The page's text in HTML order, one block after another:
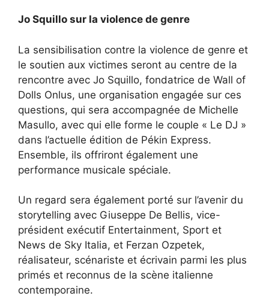
Jo Squillo sur la violence de genre
La sensibilisation contre la violence de genre et
le soutien aux victimes seront au centre de la
rencontre avec Jo Squillo, fondatrice de Wall of
Dolls Onlus, une organisation engagée sur ces
questions, qui sera accompagnée de Michelle
Masullo, avec qui elle forme le couple « Le DJ »
dans l’actuelle édition de Pékin Express.
Ensemble, ils offriront également une
performance musicale spéciale.
Un regard sera également porté sur l’avenir du
storytelling avec Giuseppe De Bellis, vice-
président exécutif Entertainment, Sport et
News de Sky Italia, et Ferzan Ozpetek,
réalisateur, scénariste et écrivain parmi les plus
primés et reconnus de la scène italienne
contemporaine.